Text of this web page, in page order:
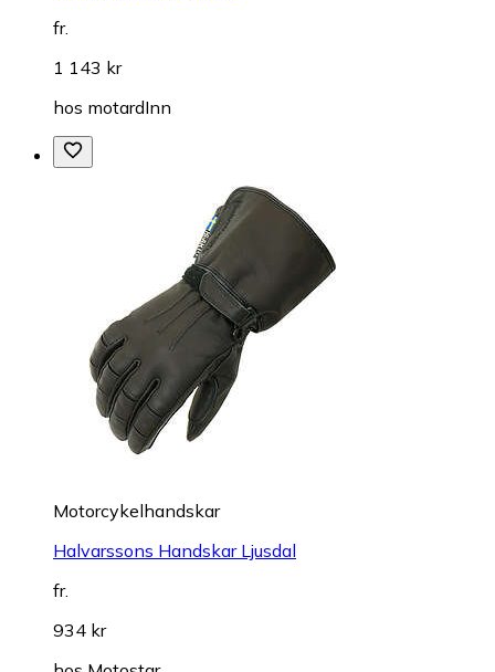
fr.
1 143 kr
hos motardInn
Motorcykelhandskar
Halvarssons Handskar Ljusdal
fr.
934 kr